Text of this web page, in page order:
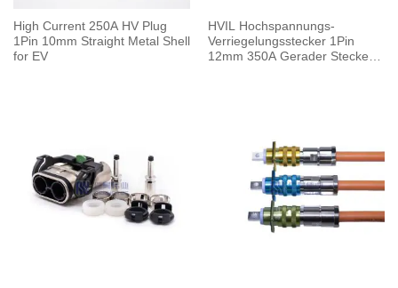
High Current 250A HV Plug
1Pin 10mm Straight Metal Shell
for EV
HVIL Hochspannungs-
Verriegelungsstecker 1Pin
12mm 350A Gerader Stecker